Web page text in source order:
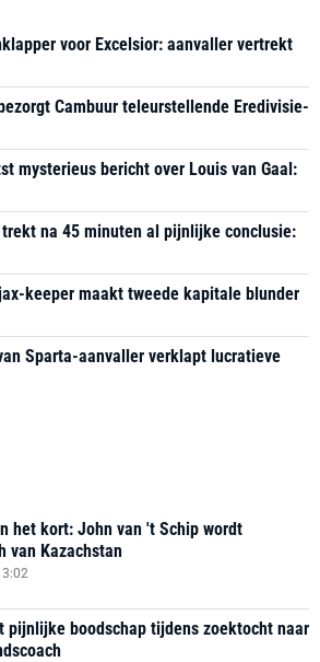
voor Excelsior: aanvaller vertrekt
Cambuur teleurstellende Eredivisie-
mysterieus bericht over Louis van Gaal:
trekt na 45 minuten al pijnlijke conclusie:
keeper maakt tweede kapitale blunder
Sparta-aanvaller verklapt lucratieve
het kort: John van 't Schip wordt
van Kazachstan
pijnlijke boodschap tijdens zoektocht naar